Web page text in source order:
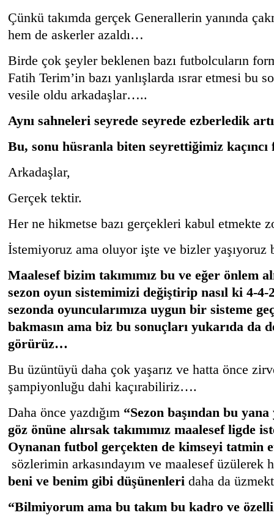
Çünkü takımda gerçek Generallerin yanında
hem de askerler azaldı…
Birde çok şeyler beklenen bazı futbolcuların
Fatih Terim’in bazı yanlışlarda ısrar etmesi bu
vesile oldu arkadaşlar…..
Aynı sahneleri seyrede seyrede ezberledik
Bu, sonu hüsranla biten seyrettiğimiz
Arkadaşlar,
Gerçek tektir.
Her ne hikmetse bazı gerçekleri kabul etmekte
İstemiyoruz ama oluyor işte ve bizler yaşıyoruz
Maalesef bizim takımımız bu ve eğer önlem
sezon oyun sistemimizi değiştirip nasıl ki 4-4-
sezonda oyuncularımıza uygun bir sisteme
bakmasın ama biz bu sonuçları yukarıda da
görürüz…
Bu üzüntüyü daha çok yaşarız ve hatta önce
şampiyonluğu dahi kaçırabiliriz….
Daha önce yazdığım “Sezon başından bu yana
göz önüne alırsak takımımız maalesef ligde
Oynanan futbol gerçekten de kimseyi tatmin
sözlerimin arkasındayım ve maalesef üzülerek
beni ve benim gibi düşünenleri daha da
“Bilmiyorum ama bu takım bu kadro ve